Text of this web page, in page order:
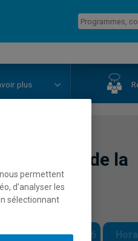
plus
et formes de la
- Automne 2026
permettent
d’analyser les
sélectionnant